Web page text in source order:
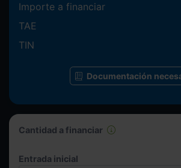
Cantidad a financiar
Entrada inicial
Importe a financiar
TAE
TIN
Documentación